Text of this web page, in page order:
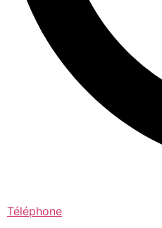
Téléphone